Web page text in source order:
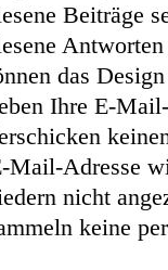
Beiträge
das
Ihre E-
Mail-Adresse
nicht
keine